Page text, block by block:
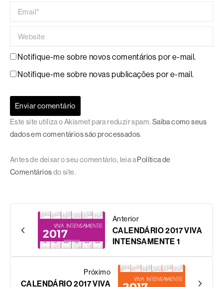
Notifique-me sobre novos comentários por e-mail.
Notifique-me sobre novas publicações por e-mail.
Este site utiliza o Akismet para reduzir spam. Saiba como seus
dados em comentários são processados.
Antes de deixar o seu comentário, leia aPolítica de
Comentáriosdo site.
Anterior
CALENDÁRIO 2017 VIVA
INTENSAMENTE 1
Próximo
CALENDÁRIO 2017 VIVA